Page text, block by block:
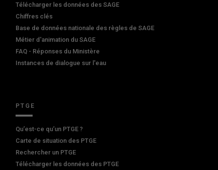
Télécharger les données des SAGE
Chiffres clés
Base de données nationale des règles de SAGE
Métier d'animation du SAGE
FAQ - Réponses du Ministère
Instances de dialogue sur l'eau
PTGE
Qu’est-ce qu’un PTGE ?
Carte de situation des PTGE
Rechercher un PTGE
Télécharger les données des PTGE